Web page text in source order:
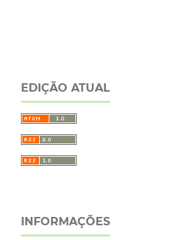
EDIÇÃO ATUAL
INFORMAÇÕES